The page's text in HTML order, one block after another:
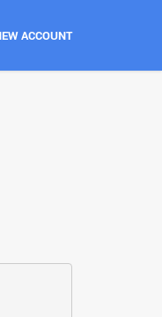
ACCOUNT